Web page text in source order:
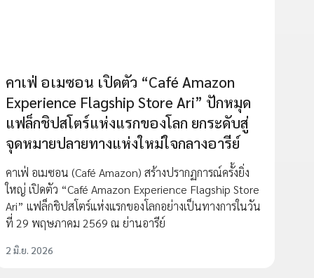
คาเฟ่ อเมซอน เปิดตัว “Café Amazon
Experience Flagship Store Ari” ปักหมุด
แฟล็กชิปสโตร์แห่งแรกของโลก ยกระดับสู่
จุดหมายปลายทางแห่งใหม่ใจกลางอารีย์
คาเฟ่ อเมซอน (Café Amazon) สร้างปรากฏการณ์ครั้งยิ่ง
ใหญ่ เปิดตัว “Café Amazon Experience Flagship Store
Ari” แฟล็กชิปสโตร์แห่งแรกของโลกอย่างเป็นทางการในวัน
ที่ 29 พฤษภาคม 2569 ณ ย่านอารีย์
2 มิ.ย. 2026